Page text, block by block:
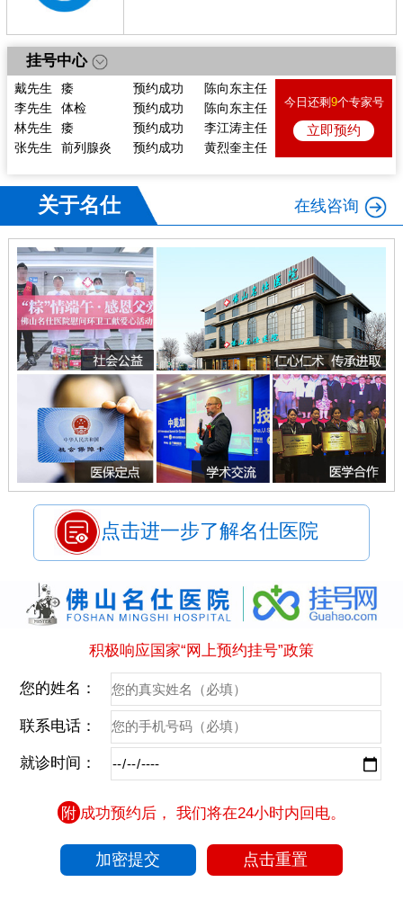
挂号中心
熊先生 前列腺炎
戴先生
痿 预约成功
陈向东主任
李先生
体检 预约成功
陈向东主任
林先生
痿 预约成功
李江涛主任
张先生
前列腺炎 预约成功
黄烈奎主任
今日还剩 9个专家号
立即预约
关于名仕 在线咨询
点击进一步了解名仕医院
积极响应国家“网上预约挂号”政策
您的姓名：
联系电话：
就诊时间：
附 成功预约后， 我们将在24小时内回电。